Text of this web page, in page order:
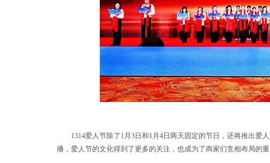
1314爱人节除了1月3日和1月4日两天固定的节日，还将推出爱
播，爱人节的文化得到了更多的关注，也成为了商家们竞相布局的重